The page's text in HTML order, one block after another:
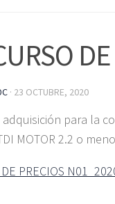
· 23 OCTUBRE, 2020
para la
MOTOR 2.2 o
PRECIOS